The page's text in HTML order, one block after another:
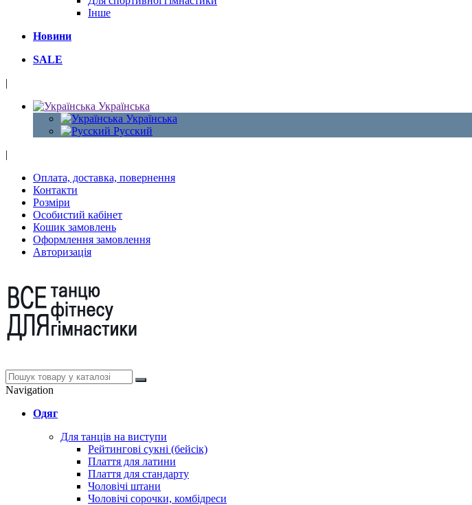
Інше
Новини
SALE
|
Українська
Українська
Русский
|
Оплата, доставка, повернення
Контакти
Розміри
Особистий кабінет
Кошик замовлень
Оформлення замовлення
Авторизація
Navigation
Одяг
Для танців на виступи
Рейтингові сукні (бейсік)
Плаття для латини
Плаття для стандарту
Чоловічі штани
Чоловічі сорочки, комбідреси